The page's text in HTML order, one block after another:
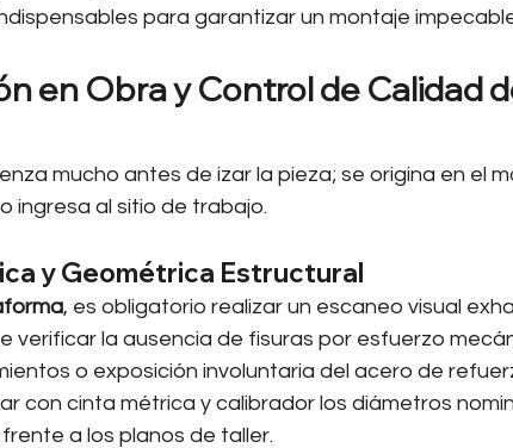
para garantizar un montaje
en Obra y Control de Calidad
mucho antes de izar la pieza; se origina en el
ingresa al sitio de trabajo.
y Geométrica Estructural
, es obligatorio realizar un escaneo visual
verificar la ausencia de fisuras por esfuerzo
o exposición involuntaria del acero de
con cinta métrica y calibrador los diámetros
a los planos de taller.